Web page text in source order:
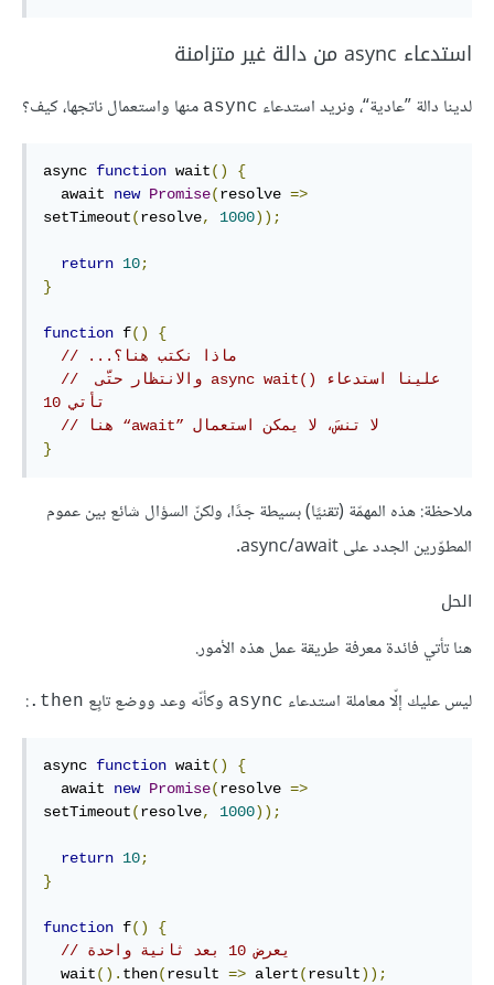
استدعاء async من دالة غير متزامنة
لدينا دالة ”عادية“، ونريد استدعاء async منها واستعمال ناتجها، كيف؟
async function wait()
{
  await
new Promise(resolve =>
setTimeout(resolve, 1000));
return 10;
}
function f()
{
// ...ماذا نكتب هنا؟
// ‫علينا استدعاء async wait()‎ والانتظار حتّى
تأتي 10
// ‫لا تنسَ، لا يمكن استعمال ”await“ هنا
}
ملاحظة: هذه المهمّة (تقنيًا) بسيطة جدًا، ولكنّ السؤال شائع بين عموم
المطوّرين الجدد على async/await.
الحل
هنا تأتي فائدة معرفة طريقة عمل هذه الأمور.
ليس عليك إلّا معاملة استدعاء async وكأنّه وعد ووضع تابِع ‎.then
:
async function wait()
{
  await
new Promise(resolve =>
setTimeout(resolve, 1000));
return 10;
}
function f()
{
// يعرض 10 بعد ثانية واحدة
  wait
(). then(result => alert(result));